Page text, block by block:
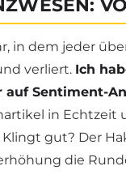
in dem jeder
verliert. Ich
auf Sentiment-
in Echtzeit
Klingt gut? Der
die